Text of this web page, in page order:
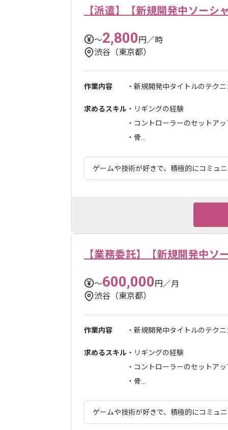
【派遣】【新規開発中ソーシ
〜2,800円／時
渋谷（東京都）
作業内容 ・新規開発中タイトルのテク
求めるスキル ・リギングの経験
・コントローラーのセットア
・骨...
ゲームや技術が好きで、積極的にコミュ
【業務委託】【新規開発中ソ
〜600,000円／月
渋谷（東京都）
作業内容 ・新規開発中タイトルのテク
求めるスキル ・リギングの経験
・コントローラーのセットア
・骨...
ゲームや技術が好きで、積極的にコミュ